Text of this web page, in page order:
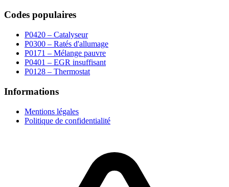
Codes populaires
P0420 – Catalyseur
P0300 – Ratés d'allumage
P0171 – Mélange pauvre
P0401 – EGR insuffisant
P0128 – Thermostat
Informations
Mentions légales
Politique de confidentialité